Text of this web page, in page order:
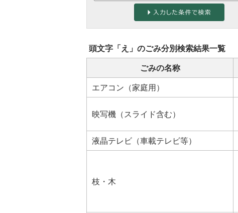
頭文字「え 」のごみ分別検索結果一覧
ごみの名称
エアコン（家庭用）
映写機（スライド含む）
液晶テレビ（車載テレビ等）
枝・木